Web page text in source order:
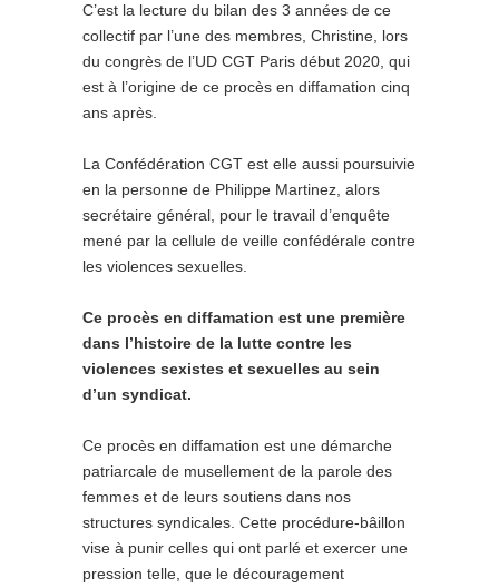
C’est la lecture du bilan des 3 années de ce
collectif par l’une des membres, Christine, lors
du congrès de l’UD CGT Paris début 2020, qui
est à l’origine de ce procès en diffamation cinq
ans après.
La Confédération CGT est elle aussi poursuivie
en la personne de Philippe Martinez, alors
secrétaire général, pour le travail d’enquête
mené par la cellule de veille confédérale contre
les violences sexuelles.
Ce procès en diffamation est une première
dans l’histoire de la lutte contre les
violences sexistes et sexuelles au sein
d’un syndicat.
Ce procès en diffamation est une démarche
patriarcale de musellement de la parole des
femmes et de leurs soutiens dans nos
structures syndicales. Cette procédure-bâillon
vise à punir celles qui ont parlé et exercer une
pression telle, que le découragement